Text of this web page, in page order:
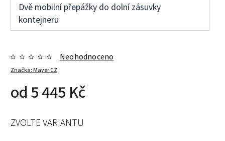
Dvě mobilní přepážky do dolní zásuvky
kontejneru
Značka:Mayer CZ
Neohodnoceno
od5 445 Kč
ZVOLTE VARIANTU